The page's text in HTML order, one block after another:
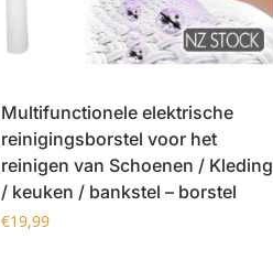
Multifunctionele elektrische
reinigingsborstel voor het
reinigen van Schoenen / Kleding
/ keuken / bankstel – borstel
€19,99